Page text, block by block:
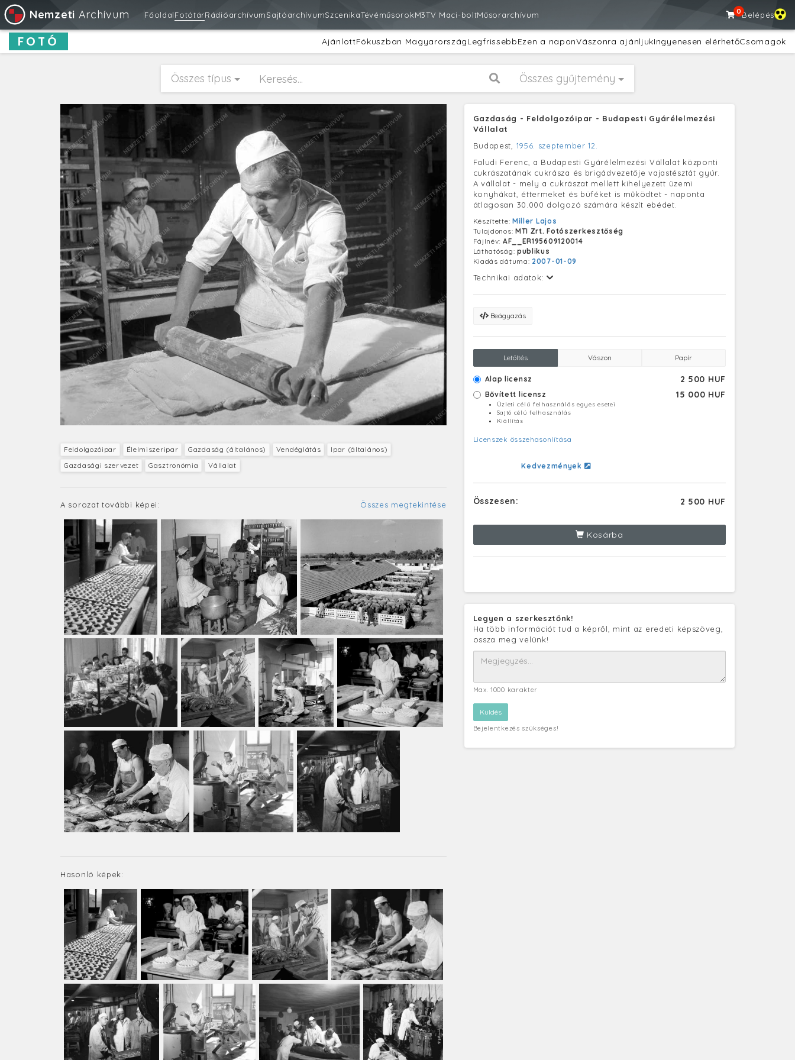
Nemzeti Archívum FőoldalFotótárRádióarchívumSajtóarchívumSzcenikaTévéműsorokM3TV Maci-boltMűsorarchívum 0Belépés
FOTÓ AjánlottFókuszban MagyarországLegfrissebbEzen a naponVászonra ajánljukIngyenesen elérhetőCsomagok
Összes típus Összes gyűjtemény
Feldolgozóipar Élelmiszeripar Gazdaság (általános) Vendéglátás
Ipar (általános)
Gazdasági szervezet
Gasztronómia Vállalat
A sorozat további képei: Összes megtekintése
Hasonló képek:
Gazdaság - Feldolgozóipar - Budapesti Gyárélelmezési
Vállalat
Budapest, 1956. szeptember 12.
Faludi Ferenc, a Budapesti Gyárélelmezési Vállalat központi
cukrászatának cukrásza és brigádvezetője vajastésztát gyúr.
A vállalat - mely a cukrászat mellett kihelyezett üzemi
konyhákat, éttermeket és büféket is működtet - naponta
átlagosan 30.000 dolgozó számára készít ebédet.
Készítette: Miller Lajos
Tulajdonos: MTI Zrt. Fotószerkesztőség
Fájlnév: AF__ER195609120014
Láthatóság: publikus
Kiadás dátuma: 2007-01-09
Technikai adatok:
Beágyazás
Letöltés Vászon Papír
Alap licensz 2 500 HUF
Bővített licensz 15 000 HUF
Üzleti célú felhasználás egyes esetei
Sajtó célú felhasználás
Kiállítás
Licenszek összehasonlítása
Kedvezmények
Összesen: 2 500 HUF
Kosárba
Legyen a szerkesztőnk!
Ha több információt tud a képről, mint az eredeti képszöveg,
ossza meg velünk!
Max. 1000 karakter
Bejelentkezés szükséges!